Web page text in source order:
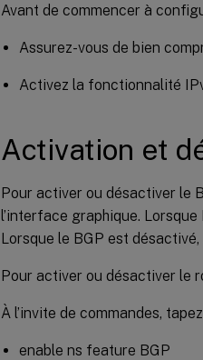
Avant de commencer à
Assurez-vous de bien
Activez la fonctionnalité
Activation et
Pour activer ou désactiver le
l’interface graphique.
Lorsque le BGP est
Pour activer ou désactiver le
À l’invite de commandes,
enable ns feature BGP